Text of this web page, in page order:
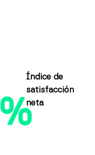
%
Índice de
satisfacción
neta